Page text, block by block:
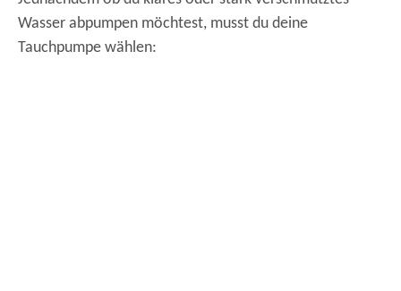
Wasser abpumpen möchtest, musst du deine
Tauchpumpe wählen: